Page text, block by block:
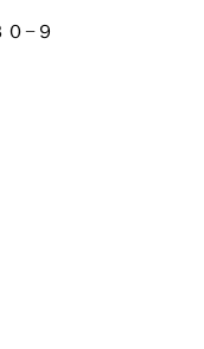
−９